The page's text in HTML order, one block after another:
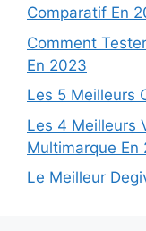
Comparatif En
Comment
En 2023
Les 5 Meilleurs
Les 4 Meilleurs
Multimarque En
Le Meilleur